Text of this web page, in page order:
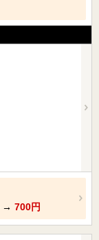
→ 700円